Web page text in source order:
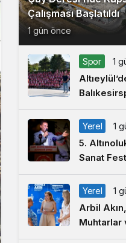
Çalışması Başlatıldı
1 gün önce
Spor 1
Hediye
Yerel 1
5.
Sanat
Yerel 1
Arbil
Muhtarlar
Eşleriyle